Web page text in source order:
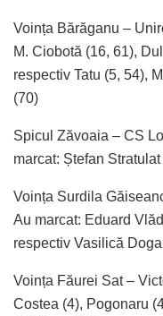
Voința Bărăganu –
M. Ciobotă (16, 61),
respectiv Tatu (5, 54),
(70)
Spicul Zăvoaia – CS
marcat: Ștefan
Voința Surdila
Au marcat: Eduard
respectiv Vasilică
Voința Făurei Sat –
Costea (4), Pogonaru